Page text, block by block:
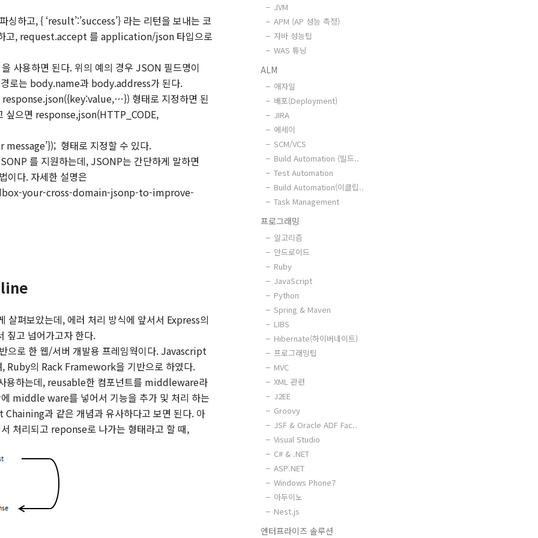
싱하고, { ‘result’:’success’} 라는 리턴을 보내는 코
고, request.accept를 application/json 타입으로
을 사용하면 된다. 위의 예의 경우 JSON 필드명이
로는 body.name과 body.address가 된다.
response.json({key:value,…}) 형태로 지정하면 된
싶으면 response,json(HTTP_CODE,
형태로 지정할 수 있다.
를 지원하는데, JSONP는 간단하게 말하면
이다. 자세한 설명은
your-cross-domain-jsonp-to-improve-
살펴보았는데, 에러 처리 방식에 앞서서 Express의
짚고 넘어가고자 한다.
으로 한 웹/서버 개발용 프레임웍이다. Javascript
, Ruby의 Rack Framework을 기반으로 하였다.
용하는데, reusable한 컴포넌트를 middleware라
middle ware를 넣어서 기능을 추가 및 처리 하는
Chaining과 같은 개념과 유사하다고 보면 된다. 아
처리되고 reponse로 나가는 형태라고 할 때,
JVM
APM (AP 성능 측정)
자바 성능팁
WAS 튜닝
ALM
애자일
배포(Deployment)
JIRA
에세이
SCM/VCS
Build Automation (빌드..
Test Automation
Build Automation(이클립..
Task Management
프로그래밍
알고리즘
안드로이드
Ruby
JavaScript
Python
Spring & Maven
LIBS
Hibernate(하이버네이트)
프로그래밍팁
MVC
XML 관련
J2EE
Groovy
JSF & Oracle ADF Fac..
Visual Studio
C# & .NET
ASP.NET
Windows Phone7
아두이노
Nest.js
엔터프라이즈 솔루션